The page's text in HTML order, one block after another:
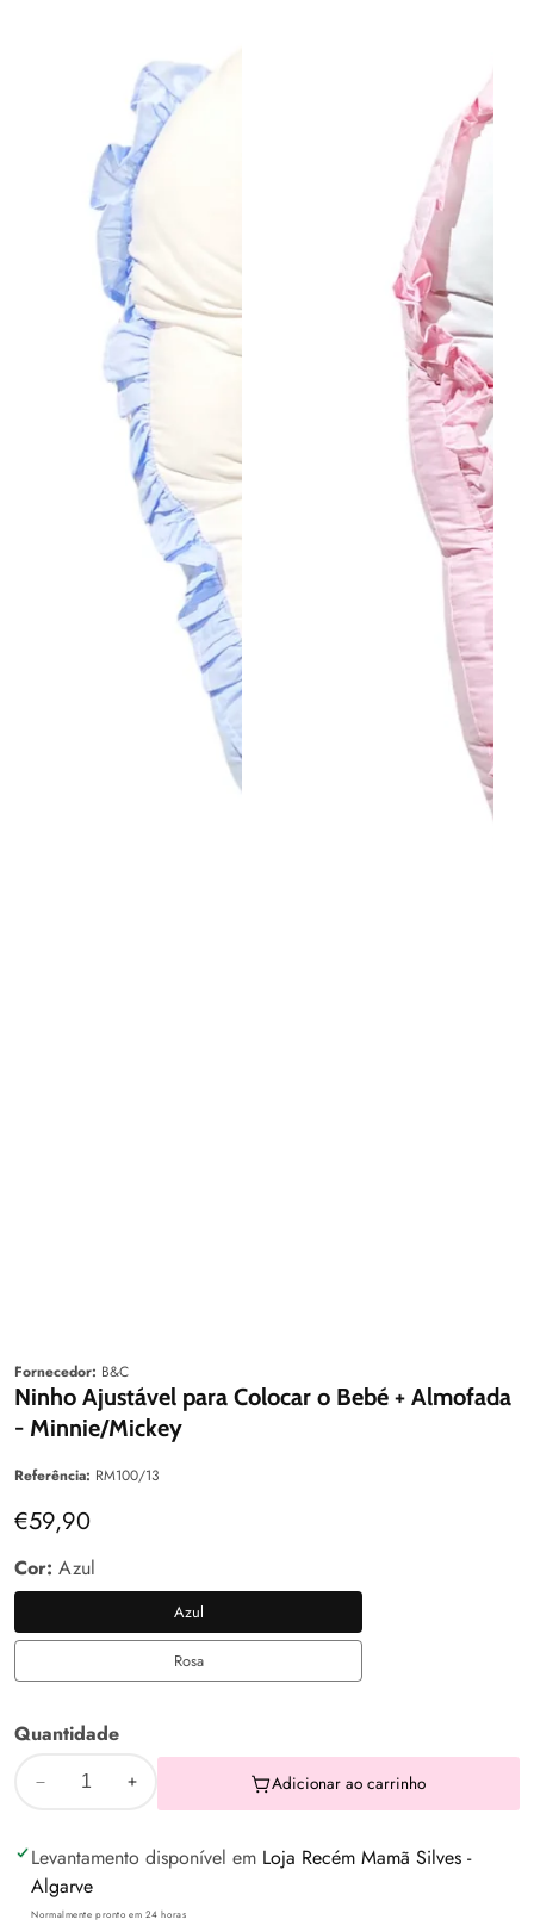
Fornecedor: B&C
Ninho Ajustável para Colocar o Bebé + Almofada
- Minnie/Mickey
Referência: RM100/13
Preço
normal
€59,90
Cor: Azul
Azul
Rosa
Rosa
Quantidade
Diminuir
quantidade
de
Ninho
quantidade
Ninho
Adicionar ao carrinho
Levantamento disponível em Loja Recém Mamã Silves -
Algarve
Normalmente pronto em 24 horas